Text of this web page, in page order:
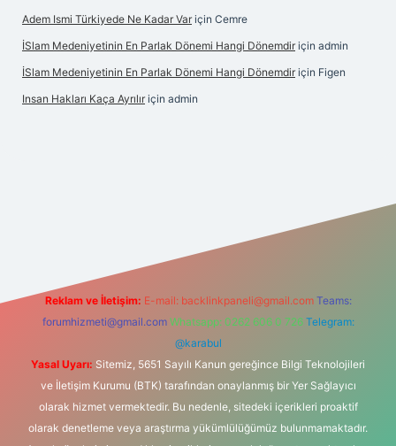
Adem Ismi Türkiyede Ne Kadar Var için Cemre
İSlam Medeniyetinin En Parlak Dönemi Hangi Dönemdir için admin
İSlam Medeniyetinin En Parlak Dönemi Hangi Dönemdir için Figen
Insan Hakları Kaça Ayrılır için admin
Reklam ve İletişim: E-mail: backlinkpaneli@gmail.com Teams:
forumhizmeti@gmail.com Whatsapp: 0262 606 0 726 Telegram:
@karabul
Yasal Uyarı: Sitemiz, 5651 Sayılı Kanun gereğince Bilgi Teknolojileri
ve İletişim Kurumu (BTK) tarafından onaylanmış bir Yer Sağlayıcı
olarak hizmet vermektedir. Bu nedenle, sitedeki içerikleri proaktif
olarak denetleme veya araştırma yükümlülüğümüz bulunmamaktadır.